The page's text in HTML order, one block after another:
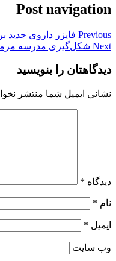
Post navigation
Previous فایزر داروی جدید
Next شکل‌گیری مدرسه مرمت
دیدگاهتان را بنویسید
نشانی ایمیل شما منتشر
دیدگاه *
نام *
ایمیل *
وب‌ سایت